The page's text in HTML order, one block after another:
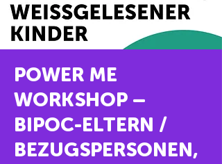
POWER ME
WORKSHOP –
BIPOC-ELTERN /
BEZUGSPERSONEN,